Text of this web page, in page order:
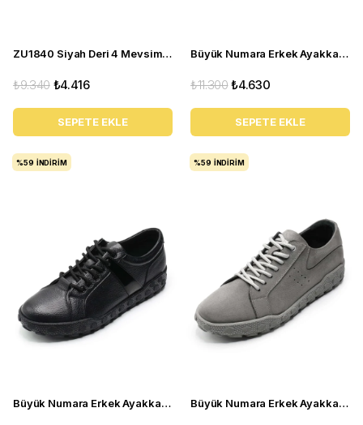
ZU1840 Siyah Deri 4 Mevsim Büyük Numara Üst Kalite Erkek Ayakkabısı
₺4.416
₺9.340
SEPETE EKLE
Büyük Numara Erkek Ayakkabı GOM8013 Kum
₺4.630
₺11.300
SEPETE EKLE
Büyük Numara Erkek Ayakkabı GOM6166 Siyah
%59 İNDIRIM
Büyük Numara Erkek Ayakkabı GOM8013 GRİ
%59 İNDIRIM